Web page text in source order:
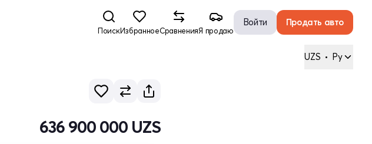
ПоискИзбранноеСравненияЯ продаю
Войти Продать авто
UZS • Ру
636 900 000 UZS